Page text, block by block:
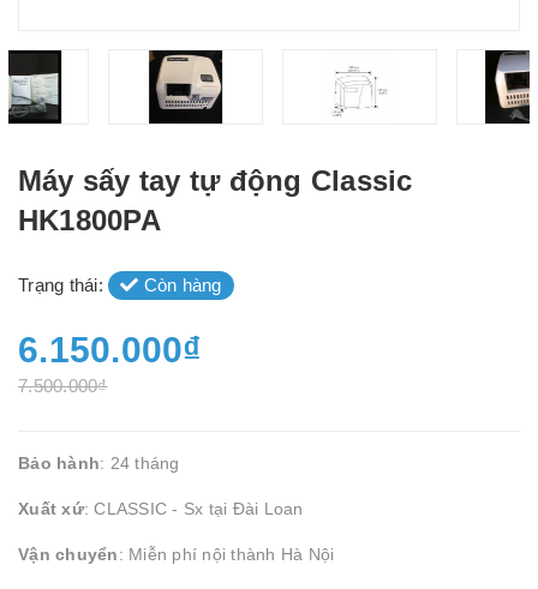
Máy sấy tay tự động Classic
HK1800PA
Trạng thái: Còn hàng
6.150.000₫
7.500.000₫
Bảo hành: 24 tháng
Xuất xứ: CLASSIC - Sx tại Đài Loan
Vận chuyển: Miễn phí nội thành Hà Nội